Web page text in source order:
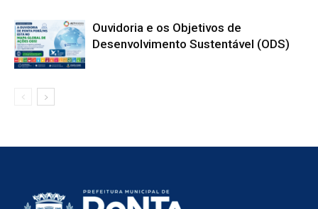
Ouvidoria e os Objetivos de
Desenvolvimento Sustentável (ODS)